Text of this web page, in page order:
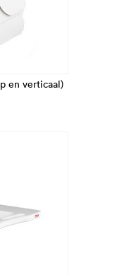
en verticaal)